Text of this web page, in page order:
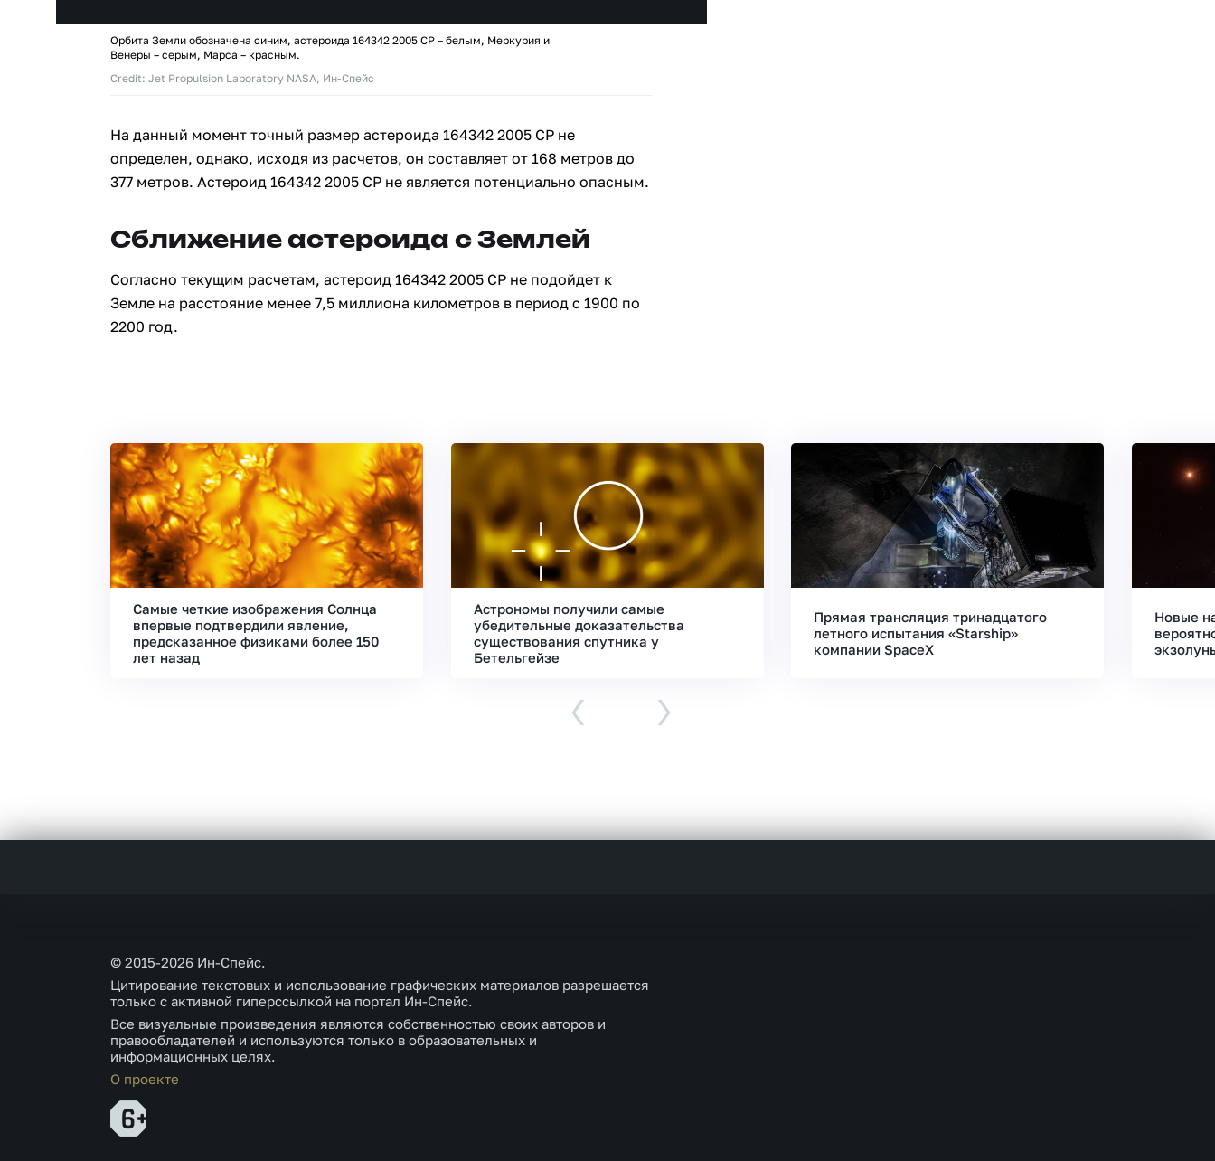
Орбита Земли обозначена синим, астероида 164342 2005 CP – белым, Меркурия и
Венеры – серым, Марса – красным.
Credit: Jet Propulsion Laboratory NASA, Ин-Спейс
На данный момент точный размер астероида 164342 2005 CP не
определен, однако, исходя из расчетов, он составляет от 168 метров до
377 метров. Астероид 164342 2005 CP не является потенциально опасным.
Сближение астероида с Землей
Согласно текущим расчетам, астероид 164342 2005 CP не подойдет к
Земле на расстояние менее 7,5 миллиона километров в период с 1900 по
2200 год.
Самые четкие изображения Солнца
впервые подтвердили явление,
предсказанное физиками более 150
лет назад
Астрономы получили самые
убедительные доказательства
существования спутника у
Бетельгейзе
Прямая трансляция тринадцатого
летного испытания «Starship»
компании SpaceX
Новые
‹ ›
© 2015-2026 Ин-Спейс.
Цитирование текстовых и использование графических материалов разрешается
только с активной гиперссылкой на портал Ин-Спейс.
Все визуальные произведения являются собственностью своих авторов и
правообладателей и используются только в образовательных и
информационных целях.
О проекте